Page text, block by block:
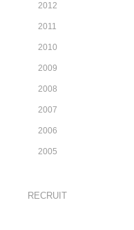
2012
2011
2010
2009
2008
2007
2006
2005
RECRUIT